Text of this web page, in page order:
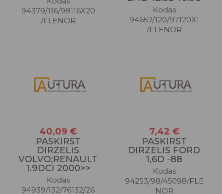
94379/116/98116X20
/FLENOR
Kodas
94657/120/97120X1
/FLENOR
40,09 €
PASKIRST
DIRZELIS
VOLVO;RENAULT
1.9DCI 2000>>
Kodas
94939/132/76132/26
7,42 €
PASKIRST
DIRZELIS FORD
1,6D -88
Kodas
94253/98/45098/FLE
NOR